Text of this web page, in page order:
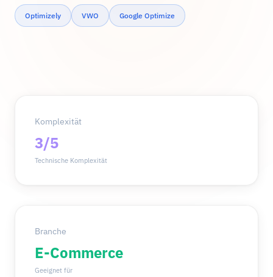
Optimizely VWO Google Optimize
Komplexität
3/5
Technische Komplexität
Branche
E-Commerce
Geeignet für